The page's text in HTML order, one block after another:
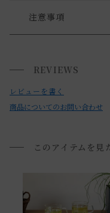
送料について
小型商品は、11,000円(
注意事項
120℃)
・ガラスへの気泡や小
きる微細な傷などが見ら
・ガラスとステンレス
す。
・すべての商品が食洗
REVIEWS
レビューを書く
商品についてのお問い合わせ
このアイテムを見